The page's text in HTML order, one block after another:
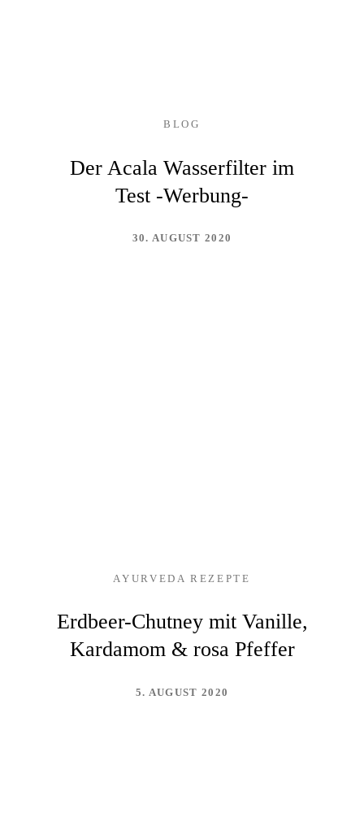
BLOG
Der Acala Wasserfilter im
Test -Werbung-
30. AUGUST 2020
AYURVEDA REZEPTE
Erdbeer-Chutney mit Vanille,
Kardamom & rosa Pfeffer
5. AUGUST 2020